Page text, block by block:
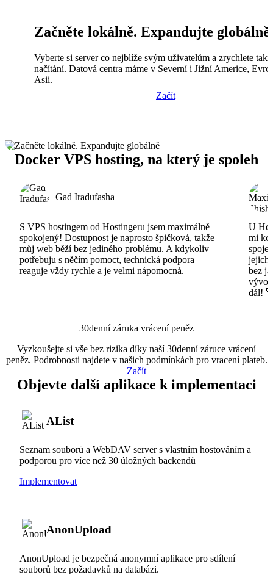
Začněte lokálně. Expandujte globálně
Vyberte si server co nejblíže svým uživatelům a zrychlete tak
načítání. Datová centra máme v Severní i Jižní Americe,
Asii.
Začít
Docker VPS hosting, na který je spoleh
Gad Iradufasha
S VPS hostingem od Hostingeru jsem maximálně
spokojený! Dostupnost je naprosto špičková, takže
můj web běží bez jediného problému. A kdykoliv
potřebuju s něčím pomoct, technická podpora
reaguje vždy rychle a je velmi nápomocná.
U
mi
jejich
bez
dál!
30denní záruka vrácení peněz
Vyzkoušejte si vše bez rizika díky naší 30denní záruce vrácení
peněz. Podrobnosti najdete v našich podmínkách pro vracení plateb.
Začít
Objevte další aplikace k implementaci
AList
Seznam souborů a WebDAV server s vlastním hostováním a
podporou pro více než 30 úložných backendů
Implementovat
AnonUpload
AnonUpload je bezpečná anonymní aplikace pro sdílení
souborů bez požadavků na databázi.